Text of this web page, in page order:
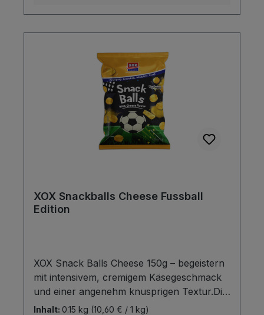
XOX Snackballs Cheese Fussball
Edition
XOX Snack Balls Cheese 150g – begeistern
mit intensivem, cremigem Käsegeschmack
und einer angenehm knusprigen Textur.Die
ausgewogene Würzmischung sorgt für
Inhalt: 0.15 kg (10,60 € / 1 kg)